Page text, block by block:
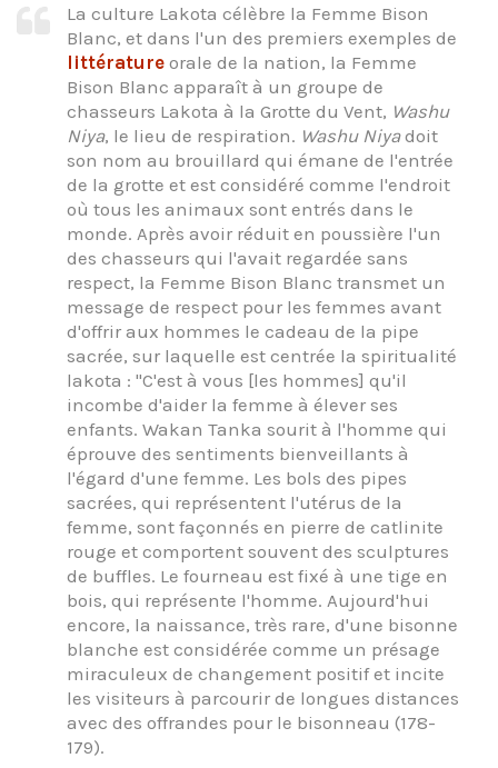
La culture Lakota célèbre la Femme Bison
Blanc, et dans l'un des premiers exemples de
littérature orale de la nation, la Femme
Bison Blanc apparaît à un groupe de
chasseurs Lakota à la Grotte du Vent, Washu
Niya, le lieu de respiration. Washu Niyadoit
son nom au brouillard qui émane de l'entrée
de la grotte et est considéré comme l'endroit
où tous les animaux sont entrés dans le
monde. Après avoir réduit en poussière l'un
des chasseurs qui l'avait regardée sans
respect, la Femme Bison Blanc transmet un
message de respect pour les femmes avant
d'offrir aux hommes le cadeau de la pipe
sacrée, sur laquelle est centrée la spiritualité
lakota : "C'est à vous [les hommes] qu'il
incombe d'aider la femme à élever ses
enfants. Wakan Tanka sourit à l'homme qui
éprouve des sentiments bienveillants à
l'égard d'une femme. Les bols des pipes
sacrées, qui représentent l'utérus de la
femme, sont façonnés en pierre de catlinite
rouge et comportent souvent des sculptures
de buffles. Le fourneau est fixé à une tige en
bois, qui représente l'homme. Aujourd'hui
encore, la naissance, très rare, d'une bisonne
blanche est considérée comme un présage
miraculeux de changement positif et incite
les visiteurs à parcourir de longues distances
avec des offrandes pour le bisonneau (178-
179).